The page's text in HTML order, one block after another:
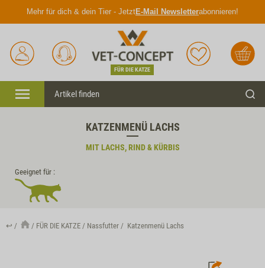
Mehr für dich & dein Tier - JetztE-Mail Newsletterabonnieren!
Anmelden
Unser
Service
FÜR DIE KATZE
Merkliste Warenkorb
Menü
KATZENMENÜ LACHS
MIT LACHS, RIND & KÜRBIS
Geeignet für :
↩ FÜR DIE KATZE Nassfutter Katzenmenü Lachs